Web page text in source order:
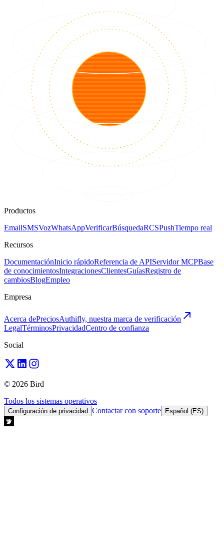
Productos
EmailSMSVozWhatsAppVerificarBúsquedaRCSPushTiempo real
Recursos
DocumentaciónInicio rápidoReferencia de APIServidor MCPBase
de conocimientosIntegracionesClientesGuíasRegistro de
cambiosBlogEmpleo
Empresa
Acerca dePreciosAuthifly, nuestra marca de verificación
LegalTérminosPrivacidadCentro de confianza
Social
© 2026 Bird
Todos los sistemas operativos
Configuración de privacidad Contactar con soporte Español (ES)